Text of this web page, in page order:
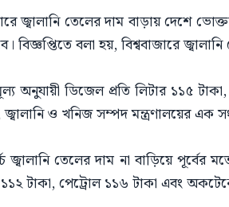
জ্বালানি তেলের দাম বাড়ায় দেশে
বিজ্ঞপ্তিতে বলা হয়, বিশ্ববাজারে
অনুযায়ী ডিজেল প্রতি লিটার ১১৫
জ্বালানি ও খনিজ সম্পদ মন্ত্রণালয়ের এক
তেলের দাম না বাড়িয়ে পূর্বের
টাকা, পেট্রোল ১১৬ টাকা এবং